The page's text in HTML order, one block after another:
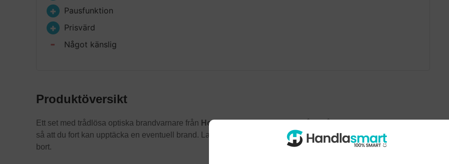
Pausfunktion
Prisvärd
Något känslig
Produktöversikt
Ett set med trådlösa optiska brandvarnare från Houseguard
så att du fort kan upptäcka en eventuell brand. Larmsignalen ligger på 85 dB, vilket gör att den hörs ca tre meter
bort.